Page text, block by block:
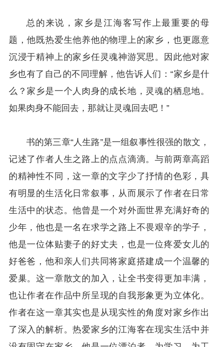
总的来说，家乡是江海客写作上最重要的母
题，他既热爱生他养他的物理上的家乡，也更愿意
沉浸于精神上的家乡任灵魂神游冥思。因此他对家
乡也有了自己的不同理解，他告诉人们：“家乡是什
么？家乡是一个人肉身的成长地，灵魂的栖息地。
如果肉身不能回去，那就让灵魂回去吧！”
书的第三章“人生路”是一组叙事性很强的散文，
记述了作者人生之路上的点点滴滴。与前两章高蹈
的精神性不同，这一章的文字少了抒情的色彩，具
有明显的生活化日常叙事，从而展示了作者在日常
生活中的状态。他曾是一个对外面世界充满好奇的
少年，他也是一名在求学之路上不畏艰辛的学子，
他是一位体贴妻子的好丈夫，也是一位疼爱女儿的
好爸爸，他和亲人们共同将家庭搭建成一个温馨的
爱巢。这一章散文的加入，让全书变得更加丰满，
也让作者在作品中所呈现的自我形象更为立体化。
作者在这一章其实也是从现实性的角度对家乡作出
了深入的解析。热爱家乡的江海客在现实生活中并